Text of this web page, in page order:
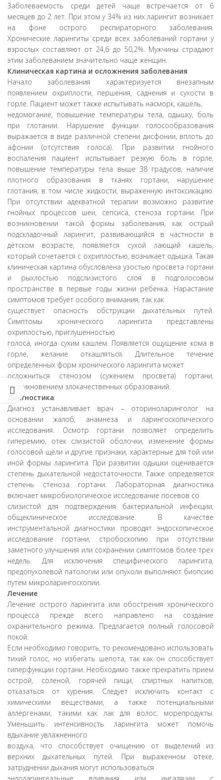
Заболеваемость среди детей чаще встречается от 6
месяцев до 2 лет. При этом у 34% из них ларингит возникает
на фоне острого респираторного заболевания.
Хронические ларингиты среди всех заболеваний гортани у
взрослых составляют от 24,6 до 50,2%. Мужчины страдают
этим заболеванием значительно чаще женщин.
Клиническая картина и осложнения заболевания
Начало заболевания характеризуется внезапным
появлением охриплости, першения, саднения и сухости в
горле. Пациент может также испытывать насморк, кашель,
недомогание, повышение температуры тела, одышку, боль
при глотании. Нарушение функции голосообразования
выражается в виде различной степени дисфонии, вплоть до
афонии (отсутствия голоса). При развитии гнойного
воспаления пациент испытывает резкую боль в горле,
повышение температуры тела выше 38 градусов, наличие
плотного образования в тканях гортани, нарушение
глотания, в том числе жидкости, выраженную интоксикацию.
При отсутствии адекватной терапии возможно развитие
гнойных процессов шеи, сепсиса, стеноза гортани. При
возникновении такой формы заболевания, как острый
подскладочный ларингит, развивающийся в частности в
детском возрасте, появляется сухой лающий кашель,
который сочетается с охриплостью, возникает одышка. Такая
клиническая картина обусловлена узостью просвета гортани
и рыхлостью подслизистого слоя в подголосовом
пространстве в первые годы жизни ребенка. Нарастание
симптомов требует особого внимания, так как
существует опасность обструкции дыхательных путей.
Симптомы хронического ларингита представлены
охриплостью, приглушенностью
голоса, иногда сухим кашлем. Появляется ощущение кома в
горле, желание откашляться. Длительное течение
определенных форм хронического ларингита может
осложниться стенозом (сужением просвета) гортани,
возникновением злокачественных образований.
Диагностика
Диагноз устанавливает врач – оториноларинголог на
основании жалоб, анамнеза и ларингоскопического
исследования. Осмотр гортани позволяет определить
гиперемию, отек слизистой оболочки, изменение формы
голосовой щели и другие признаки, характерные для той или
иной формы ларингита. При развитии одышки оценивается
степень дыхательной недостаточности. Также определяется
степень стеноза гортани. Лабораторная диагностика
включает микробиологическое исследование посевов со
слизистой для подтверждения бактериальной инфекции,
общеклиническое исследование. В качестве
инструментальной диагностики проводят эндоскопическое
исследование гортани, стробоскопию при отсутствии
заметного улучшения или сохранении симптомов более трех
недель. Для исключения специфического ларингита,
предопухолевой патологии или опухоли выполняют биопсию
путем микроларингоскопии.
Лечение
Лечение острого ларингита или обострения хронического
процесса прежде всего направлено на создание
охранительного режима. Предлагается полный голосовой
покой.
Если необходимо говорить, то рекомендовано использовать
тихий голос, но избегать шепота, так как он способствует
гиперфункции гортани. Необходимо также прекратить прием
острой, соленой, горячей пищи, спиртных напитков,
отказаться от курения. Следует исключить контакт с
химическими веществами, а также потенциальными
аллергенами, такими как лак для волос, морепродукты.
Уменьшить интенсивность ларингита может помочь
вдыхание увлажненного
воздуха, что способствует очищению от выделений из
верхних дыхательных путей. При выраженном отеке,
затруднении дыхания могут использоваться
эндоларингеальные вливания или ингаляции с